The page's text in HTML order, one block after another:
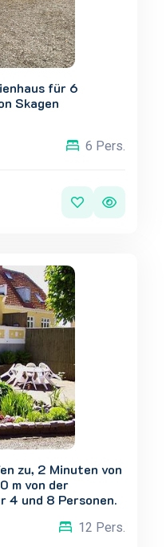
für 6
Skagen
6 Pers.
zu, 2 Minuten von
m von der
4 und 8 Personen.
Wochen, Miniurlaub
12 Pers.